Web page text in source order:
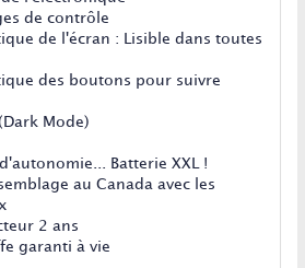
de contrôle
de l'écran : Lisible dans toutes
des boutons pour suivre
Mode)
Batterie XXL !
au Canada avec les
2 ans
garanti à vie